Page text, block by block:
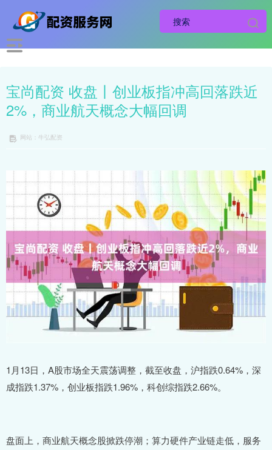
宝尚配资 收盘丨创业板指冲高回落跌近
2%，商业航天概念大幅回调
网站：牛弘配资
1月13日，A股市场全天震荡调整，截至收盘，沪指跌0.64%，深
成指跌1.37%，创业板指跌1.96%，科创综指跌2.66%。
盘面上，商业航天概念股掀跌停潮；算力硬件产业链走低，服务